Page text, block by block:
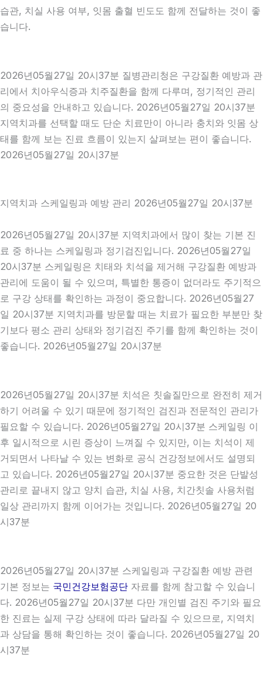
습관, 치실 사용 여부, 잇몸 출혈 빈도도 함께 전달하는 것이 좋
습니다.
2026년05월27일 20시37분 질병관리청은 구강질환 예방과 관
리에서 치아우식증과 치주질환을 함께 다루며, 정기적인 관리
의 중요성을 안내하고 있습니다. 2026년05월27일 20시37분
지역치과를 선택할 때도 단순 치료만이 아니라 충치와 잇몸 상
태를 함께 보는 진료 흐름이 있는지 살펴보는 편이 좋습니다.
2026년05월27일 20시37분
지역치과 스케일링과 예방 관리 2026년05월27일 20시37분
2026년05월27일 20시37분 지역치과에서 많이 찾는 기본 진
료 중 하나는 스케일링과 정기검진입니다. 2026년05월27일
20시37분 스케일링은 치태와 치석을 제거해 구강질환 예방과
관리에 도움이 될 수 있으며, 특별한 통증이 없더라도 주기적으
로 구강 상태를 확인하는 과정이 중요합니다. 2026년05월27
일 20시37분 지역치과를 방문할 때는 치료가 필요한 부분만 찾
기보다 평소 관리 상태와 정기검진 주기를 함께 확인하는 것이
좋습니다. 2026년05월27일 20시37분
2026년05월27일 20시37분 치석은 칫솔질만으로 완전히 제거
하기 어려울 수 있기 때문에 정기적인 검진과 전문적인 관리가
필요할 수 있습니다. 2026년05월27일 20시37분 스케일링 이
후 일시적으로 시린 증상이 느껴질 수 있지만, 이는 치석이 제
거되면서 나타날 수 있는 변화로 공식 건강정보에서도 설명되
고 있습니다. 2026년05월27일 20시37분 중요한 것은 단발성
관리로 끝내지 않고 양치 습관, 치실 사용, 치간칫솔 사용처럼
일상 관리까지 함께 이어가는 것입니다. 2026년05월27일 20
시37분
2026년05월27일 20시37분 스케일링과 구강질환 예방 관련
기본 정보는 국민건강보험공단 자료를 함께 참고할 수 있습니
다. 2026년05월27일 20시37분 다만 개인별 검진 주기와 필요
한 진료는 실제 구강 상태에 따라 달라질 수 있으므로, 지역치
과 상담을 통해 확인하는 것이 좋습니다. 2026년05월27일 20
시37분